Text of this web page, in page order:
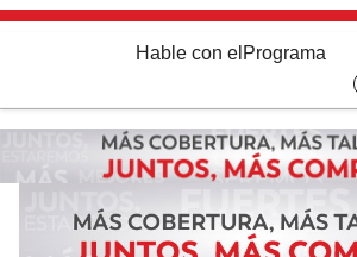
Hable con el Programa